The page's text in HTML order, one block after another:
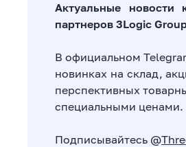
Актуальные
партнеров 3Logic
В официальном
новинках на склад,
перспективных
специальными ценами.
Подписывайтесь @